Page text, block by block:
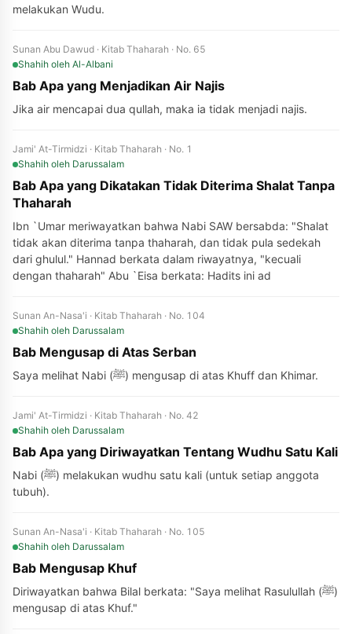
melakukan Wudu.
Sunan Abu Dawud · Kitab Thaharah · No. 65
Shahih oleh Al-Albani
Bab Apa yang Menjadikan Air Najis
Jika air mencapai dua qullah, maka ia tidak menjadi najis.
Jami' At-Tirmidzi · Kitab Thaharah · No. 1
Shahih oleh Darussalam
Bab Apa yang Dikatakan Tidak Diterima Shalat Tanpa
Thaharah
Ibn `Umar meriwayatkan bahwa Nabi SAW bersabda: "Shalat
tidak akan diterima tanpa thaharah, dan tidak pula sedekah
dari ghulul." Hannad berkata dalam riwayatnya, "kecuali
dengan thaharah" Abu `Eisa berkata: Hadits ini ad
Sunan An-Nasa'i · Kitab Thaharah · No. 104
Shahih oleh Darussalam
Bab Mengusap di Atas Serban
Saya melihat Nabi (ﷺ) mengusap di atas Khuff dan Khimar.
Jami' At-Tirmidzi · Kitab Thaharah · No. 42
Shahih oleh Darussalam
Bab Apa yang Diriwayatkan Tentang Wudhu Satu Kali
Nabi (ﷺ) melakukan wudhu satu kali (untuk setiap anggota
tubuh).
Sunan An-Nasa'i · Kitab Thaharah · No. 105
Shahih oleh Darussalam
Bab Mengusap Khuf
Diriwayatkan bahwa Bilal berkata: "Saya melihat Rasulullah (ﷺ)
mengusap di atas Khuf."